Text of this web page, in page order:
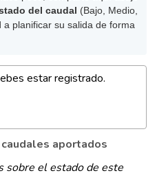
del caudal (Bajo, Medio,
a planificar su salida de forma
estar registrado.
aportados
sobre el estado de este